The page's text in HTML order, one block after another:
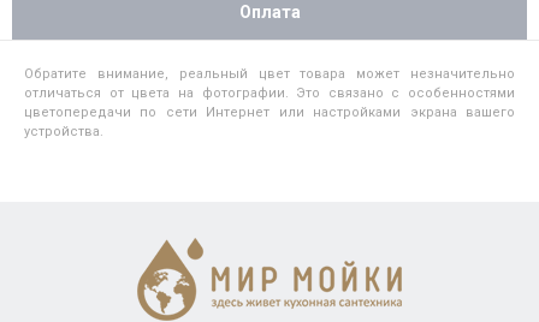
Оплата
Обратите внимание, реальный цвет товара может незначительно
отличаться от цвета на фотографии. Это связано с особенностями
цветопередачи по сети Интернет или настройками экрана вашего
устройства.